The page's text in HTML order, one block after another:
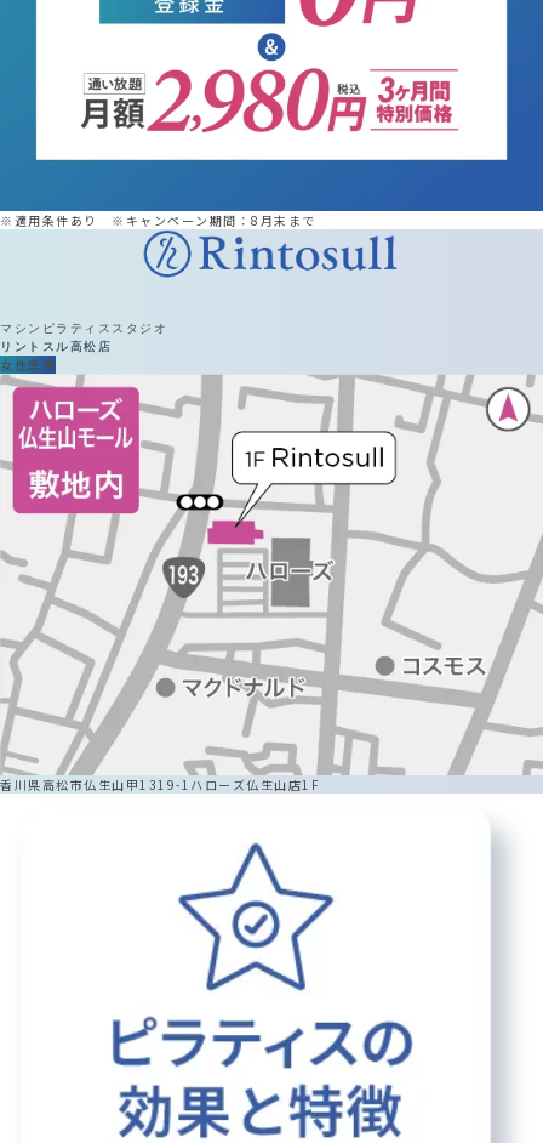
※適用条件あり ※キャンペーン期間：8月末まで
マシンピラティススタジオ
リントスル高松店
女性専用
香川県高松市仏生山甲1319-1ハローズ仏生山店1F